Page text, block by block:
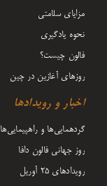
مزایای سلامتی
نحوه یادگیری
فالون چیست؟
روزهای آغازین در چین
اخبار و رویدادها
گردهمایی‌ها و راهپیمایی‌ها
روز جهانی فالون دافا
رویدادهای ۲۵ آوریل